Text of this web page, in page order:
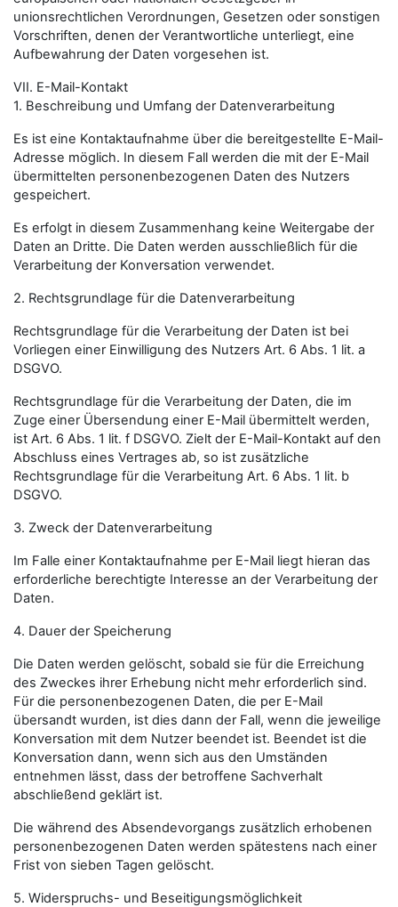
unionsrechtlichen Verordnungen, Gesetzen oder sonstigen
Vorschriften, denen der Verantwortliche unterliegt, eine
Aufbewahrung der Daten vorgesehen ist.
VII. E-Mail-Kontakt
1. Beschreibung und Umfang der Datenverarbeitung
Es ist eine Kontaktaufnahme über die bereitgestellte E-Mail-
Adresse möglich. In diesem Fall werden die mit der E-Mail
übermittelten personenbezogenen Daten des Nutzers
gespeichert.
Es erfolgt in diesem Zusammenhang keine Weitergabe der
Daten an Dritte. Die Daten werden ausschließlich für die
Verarbeitung der Konversation verwendet.
2. Rechtsgrundlage für die Datenverarbeitung
Rechtsgrundlage für die Verarbeitung der Daten ist bei
Vorliegen einer Einwilligung des Nutzers Art. 6 Abs. 1 lit. a
DSGVO.
Rechtsgrundlage für die Verarbeitung der Daten, die im
Zuge einer Übersendung einer E-Mail übermittelt werden,
ist Art. 6 Abs. 1 lit. f DSGVO. Zielt der E-Mail-Kontakt auf den
Abschluss eines Vertrages ab, so ist zusätzliche
Rechtsgrundlage für die Verarbeitung Art. 6 Abs. 1 lit. b
DSGVO.
3. Zweck der Datenverarbeitung
Im Falle einer Kontaktaufnahme per E-Mail liegt hieran das
erforderliche berechtigte Interesse an der Verarbeitung der
Daten.
4. Dauer der Speicherung
Die Daten werden gelöscht, sobald sie für die Erreichung
des Zweckes ihrer Erhebung nicht mehr erforderlich sind.
Für die personenbezogenen Daten, die per E-Mail
übersandt wurden, ist dies dann der Fall, wenn die jeweilige
Konversation mit dem Nutzer beendet ist. Beendet ist die
Konversation dann, wenn sich aus den Umständen
entnehmen lässt, dass der betroffene Sachverhalt
abschließend geklärt ist.
Die während des Absendevorgangs zusätzlich erhobenen
personenbezogenen Daten werden spätestens nach einer
Frist von sieben Tagen gelöscht.
5. Widerspruchs- und Beseitigungsmöglichkeit